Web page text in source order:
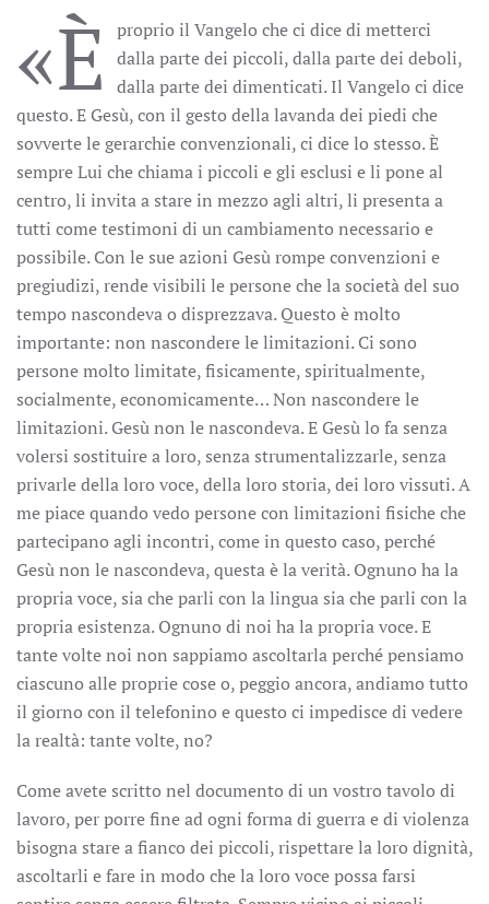
«È
proprio il Vangelo che ci dice di metterci
dalla parte dei piccoli, dalla parte dei deboli,
dalla parte dei dimenticati. Il Vangelo ci dice
questo. E Gesù, con il gesto della lavanda dei piedi che
sovverte le gerarchie convenzionali, ci dice lo stesso. È
sempre Lui che chiama i piccoli e gli esclusi e li pone al
centro, li invita a stare in mezzo agli altri, li presenta a
tutti come testimoni di un cambiamento necessario e
possibile. Con le sue azioni Gesù rompe convenzioni e
pregiudizi, rende visibili le persone che la società del suo
tempo nascondeva o disprezzava. Questo è molto
importante: non nascondere le limitazioni. Ci sono
persone molto limitate, fisicamente, spiritualmente,
socialmente, economicamente… Non nascondere le
limitazioni. Gesù non le nascondeva. E Gesù lo fa senza
volersi sostituire a loro, senza strumentalizzarle, senza
privarle della loro voce, della loro storia, dei loro vissuti. A
me piace quando vedo persone con limitazioni fisiche che
partecipano agli incontri, come in questo caso, perché
Gesù non le nascondeva, questa è la verità. Ognuno ha la
propria voce, sia che parli con la lingua sia che parli con la
propria esistenza. Ognuno di noi ha la propria voce. E
tante volte noi non sappiamo ascoltarla perché pensiamo
ciascuno alle proprie cose o, peggio ancora, andiamo tutto
il giorno con il telefonino e questo ci impedisce di vedere
la realtà: tante volte, no?
Come avete scritto nel documento di un vostro tavolo di
lavoro, per porre fine ad ogni forma di guerra e di violenza
bisogna stare a fianco dei piccoli, rispettare la loro dignità,
ascoltarli e fare in modo che la loro voce possa farsi